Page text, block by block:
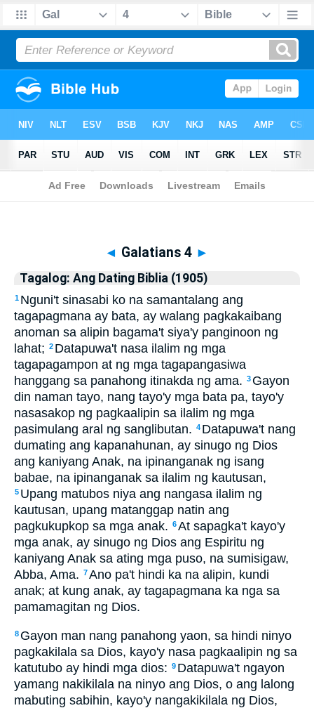
Biblia Tagalog: Ang Dating Biblia (1905)> Galatians 4
◄ Galatians 4 ►
Tagalog: Ang Dating Biblia (1905)
1 Nguni't sinasabi ko na samantalang ang
tagapagmana ay bata, ay walang pagkakaibang
anoman sa alipin bagama't siya'y panginoon ng
lahat; 2 Datapuwa't nasa ilalim ng mga
tagapagampon at ng mga tagapangasiwa
hanggang sa panahong itinakda ng ama. 3 Gayon
din naman tayo, nang tayo'y mga bata pa, tayo'y
nasasakop ng pagkaalipin sa ilalim ng mga
pasimulang aral ng sanglibutan. 4 Datapuwa't nang
dumating ang kapanahunan, ay sinugo ng Dios
ang kaniyang Anak, na ipinanganak ng isang
babae, na ipinanganak sa ilalim ng kautusan,
5 Upang matubos niya ang nangasa ilalim ng
kautusan, upang matanggap natin ang
pagkukupkop sa mga anak. 6At sapagka't kayo'y
mga anak, ay sinugo ng Dios ang Espiritu ng
kaniyang Anak sa ating mga puso, na sumisigaw,
Abba, Ama. 7Ano pa't hindi ka na alipin, kundi
anak; at kung anak, ay tagapagmana ka nga sa
pamamagitan ng Dios.
8 Gayon man nang panahong yaon, sa hindi ninyo
pagkakilala sa Dios, kayo'y nasa pagkaalipin ng sa
katutubo ay hindi mga dios: 9 Datapuwa't ngayon
yamang nakikilala na ninyo ang Dios, o ang lalong
mabuting sabihin, kayo'y nangakikilala ng Dios,